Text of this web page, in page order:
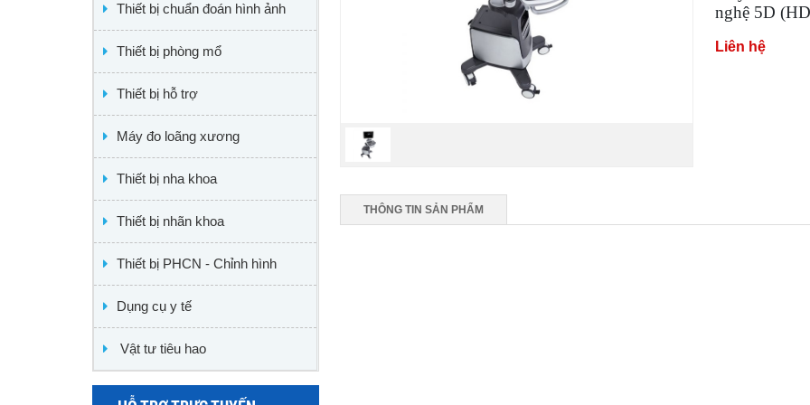
Thiết bị chuẩn đoán hình ảnh
Thiết bị phòng mổ
Thiết bị hỗ trợ
Máy đo loãng xương
Thiết bị nha khoa
Thiết bị nhãn khoa
Thiết bị PHCN - Chỉnh hình
Dụng cụ y tế
Vật tư tiêu hao
nghệ 5D
Liên hệ
THÔNG TIN SẢN PHẨM